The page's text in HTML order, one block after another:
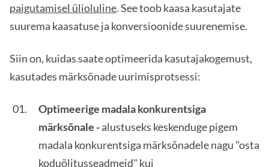
paigutamisel ülioluline. See toob kaasa kasutajate
suurema kaasatuse ja konversioonide suurenemise.
Siin on, kuidas saate optimeerida kasutajakogemust,
kasutades märksõnade uurimisprotsessi:
Optimeerige madala konkurentsiga
märksõnale -alustuseks keskenduge pigem
madala konkurentsiga märksõnadele nagu "osta
koduõlitusseadmeid" kui